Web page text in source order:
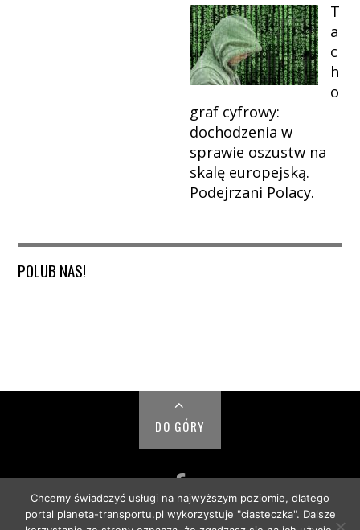
T
a
c
h
o
graf cyfrowy:
dochodzenia w
sprawie oszustw na
skalę europejską.
Podejrzani Polacy.
POLUB NAS!
DO GÓRY
© PLANETA TRANSPORTU 2018
Chcemy świadczyć usługi na najwyższym poziomie, dlatego
portal planeta-transportu.pl wykorzystuje "ciasteczka". Dalsze